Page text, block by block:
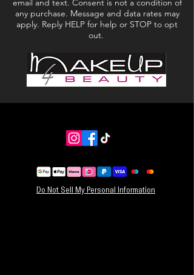
of wax betekent geen rommel of zorgen.
Zeg vaarwel tegen rommelige, onhandige en
onveilige diffusers, plug-ins, wax melts, kaarsen
AromaPucks zijn
*milieuvriendelijk,
*biologisch afbreekbaar,
*duurzaam en
hormoonblokkers.
AromaPucks komen het beste tot hun recht in
Overweeg onze Bundles voor flinke kortingen!
email and text. Consent is not a condition of
any purchase. Message and data rates may
apply. Reply HELP for help or STOP to opt
out.
Do Not Sell My Personal Information